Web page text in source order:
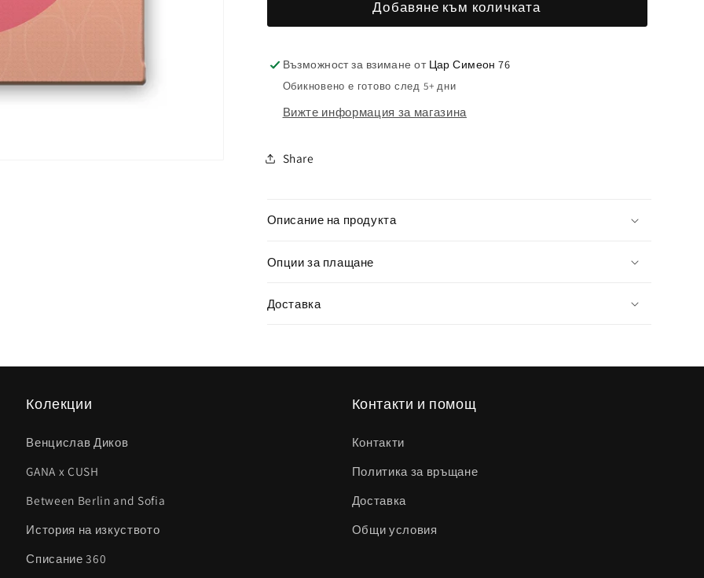
Любовна
прегръдка
за
прегръдка
Добавяне към количката
Възможност за взимане от Цар Симеон 76
Обикновено е готово след 5+ дни
Вижте информация за магазина
Share
Описание на продукта
Опции за плащане
Доставка
Колекции
Венцислав Диков
GANA x CUSH
Between Berlin and Sofia
История на изкуството
Списание 360
Контакти и помощ
Контакти
Политика за връщане
Доставка
Общи условия